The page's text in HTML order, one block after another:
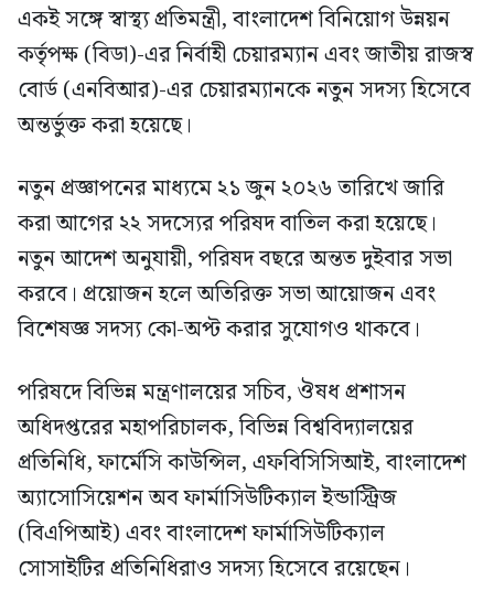
একই সঙ্গে স্বাস্থ্য প্রতিমন্ত্রী, বাংলাদেশ বিনিয়োগ উন্নয়ন
কর্তৃপক্ষ (বিডা)-এর নির্বাহী চেয়ারম্যান এবং জাতীয় রাজস্ব
বোর্ড (এনবিআর)-এর চেয়ারম্যানকে নতুন সদস্য হিসেবে
অন্তর্ভুক্ত করা হয়েছে।
নতুন প্রজ্ঞাপনের মাধ্যমে ২১ জুন ২০২৬ তারিখে জারি
করা আগের ২২ সদস্যের পরিষদ বাতিল করা হয়েছে।
নতুন আদেশ অনুযায়ী, পরিষদ বছরে অন্তত দুইবার সভা
করবে। প্রয়োজন হলে অতিরিক্ত সভা আয়োজন এবং
বিশেষজ্ঞ সদস্য কো-অপ্ট করার সুযোগও থাকবে।
পরিষদে বিভিন্ন মন্ত্রণালয়ের সচিব, ঔষধ প্রশাসন
অধিদপ্তরের মহাপরিচালক, বিভিন্ন বিশ্ববিদ্যালয়ের
প্রতিনিধি, ফার্মেসি কাউন্সিল, এফবিসিসিআই, বাংলাদেশ
অ্যাসোসিয়েশন অব ফার্মাসিউটিক্যাল ইন্ডাস্ট্রিজ
(বিএপিআই) এবং বাংলাদেশ ফার্মাসিউটিক্যাল
সোসাইটির প্রতিনিধিরাও সদস্য হিসেবে রয়েছেন।